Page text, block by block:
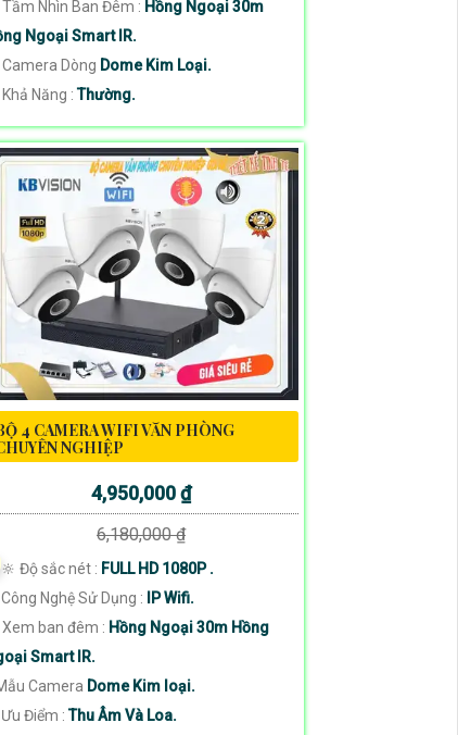
Tầm Nhìn Ban Đêm : Hồng Ngoại 30m
Ngoại Smart IR.
Camera Dòng Dome Kim Loại.
Khả Năng :Thường.
4 CAMERA WIFI VĂN PHÒNG
NGHIỆP
4,950,000 ₫
6,180,000 ₫
🔆 Độ sắc nét : FULL HD 1080P .
Nghệ Sử Dụng :
IP Wifi.
Xem ban đêm : Hồng Ngoại 30m Hồng
Smart IR.
Camera Dome Kim loại.
Điểm :Thu Âm Và Loa.